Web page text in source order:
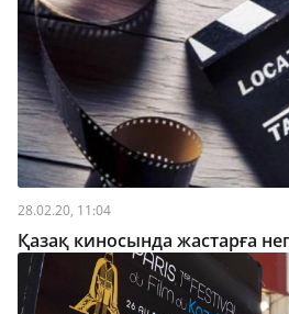
28.02.20, 11:04
Қазақ киносында жастарға